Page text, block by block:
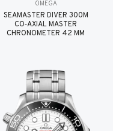
OMEGA
SEAMASTER DIVER 300M
CO‑AXIAL MASTER
CHRONOMETER 42 MM